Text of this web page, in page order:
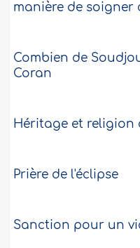
manière de soigner
Combien de
Coran
Héritage et religion
Prière de l'éclipse
Sanction pour un